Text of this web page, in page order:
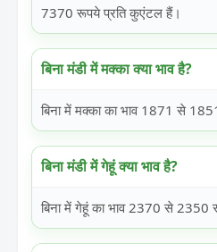
7370 रूपये प्रति कुएंटल हैं।
बिना मंडी में मक्का क्या भाव है?
बिना में मक्का का भाव 1871 से
बिना मंडी में गेहूं क्या भाव है?
बिना में गेहूं का भाव 2370 से 2350